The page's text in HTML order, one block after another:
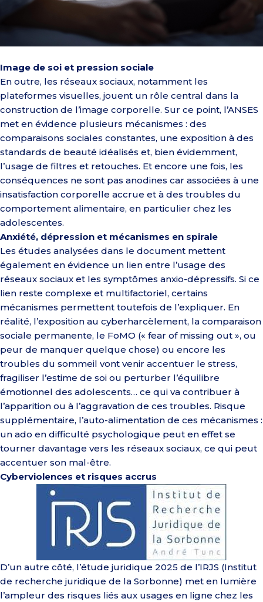
Image de soi et pression sociale
En outre, les réseaux sociaux, notamment les
plateformes visuelles, jouent un rôle central dans la
construction de l’image corporelle. Sur ce point, l’ANSES
met en évidence plusieurs mécanismes : des
comparaisons sociales constantes, une exposition à des
standards de beauté idéalisés et, bien évidemment,
l’usage de filtres et retouches. Et encore une fois, les
conséquences ne sont pas anodines car associées à une
insatisfaction corporelle accrue et à des troubles du
comportement alimentaire, en particulier chez les
adolescentes.
Anxiété, dépression et mécanismes en spirale
Les études analysées dans le document mettent
également en évidence un lien entre l’usage des
réseaux sociaux et les symptômes anxio-dépressifs. Si ce
lien reste complexe et multifactoriel, certains
mécanismes permettent toutefois de l’expliquer. En
réalité, l’exposition au cyberharcèlement, la comparaison
sociale permanente, le FoMO (« fear of missing out », ou
peur de manquer quelque chose) ou encore les
troubles du sommeil vont venir accentuer le stress,
fragiliser l’estime de soi ou perturber l’équilibre
émotionnel des adolescents… ce qui va contribuer à
l’apparition ou à l’aggravation de ces troubles. Risque
supplémentaire, l’auto-alimentation de ces mécanismes :
un ado en difficulté psychologique peut en effet se
tourner davantage vers les réseaux sociaux, ce qui peut
accentuer son mal-être.
Cyberviolences et risques accrus
D’un autre côté, l’étude juridique 2025 de l’IRJS (Institut
de recherche juridique de la Sorbonne) met en lumière
l’ampleur des risques liés aux usages en ligne chez les